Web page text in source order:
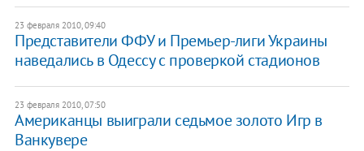
23 февраля 2010, 09:40
Представители ФФУ и Премьер-лиги Украины
наведались в Одессу с проверкой стадионов
23 февраля 2010, 07:50
Американцы выиграли седьмое золото Игр в
Ванкувере